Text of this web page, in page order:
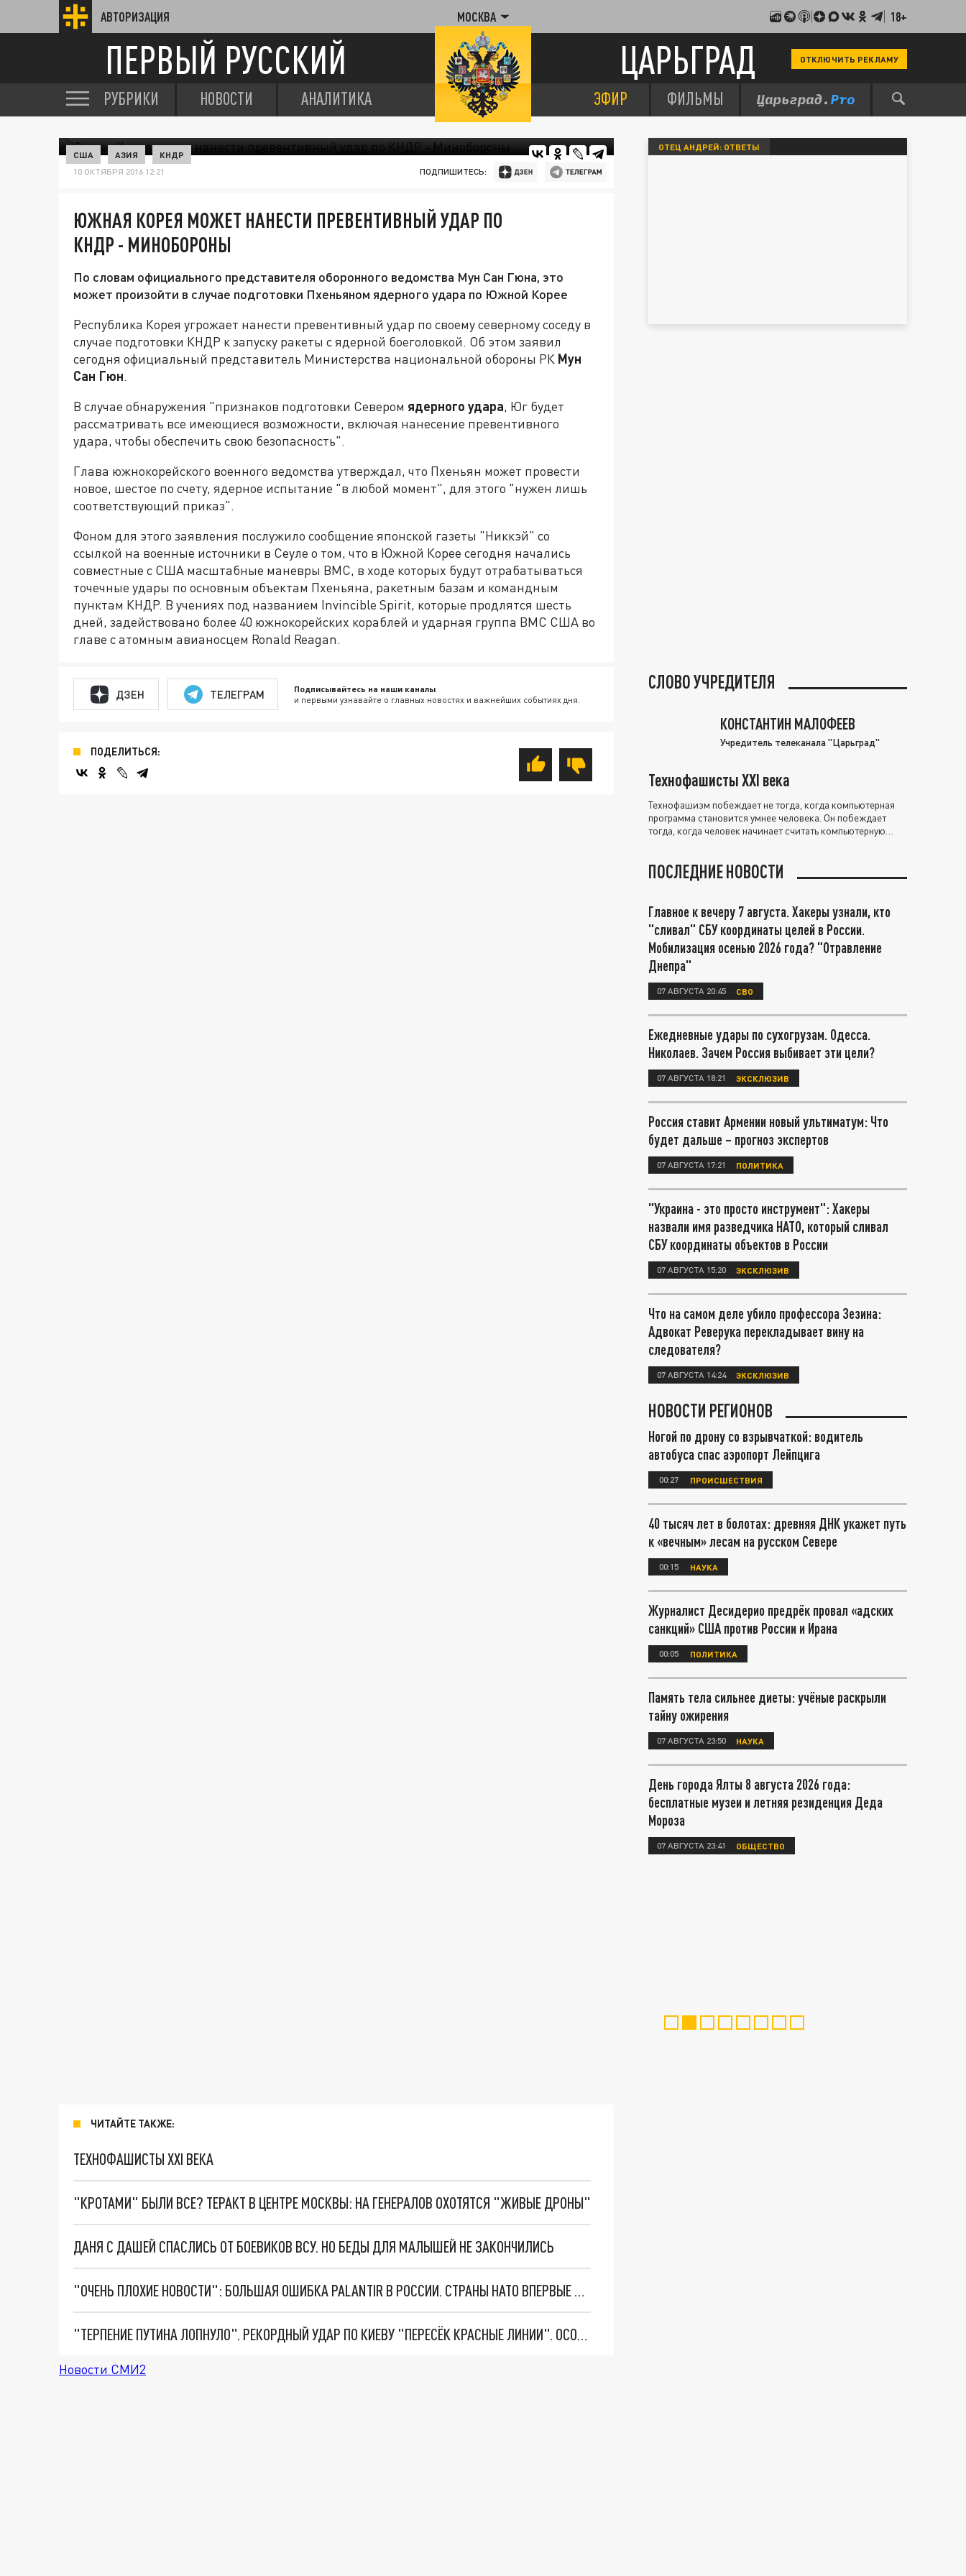
АВТОРИЗАЦИЯ МОСКВА 18+
ПЕРВЫЙ РУССКИЙ ЦАРЬГРАД ОТКЛЮЧИТЬ РЕКЛАМУ
РУБРИКИ НОВОСТИ АНАЛИТИКА ЭФИР ФИЛЬМЫ
США АЗИЯ КНДР
10 ОКТЯБРЯ 2016 12:21 ПОДПИШИТЕСЬ:
ЮЖНАЯ КОРЕЯ МОЖЕТ НАНЕСТИ ПРЕВЕНТИВНЫЙ УДАР ПО
КНДР - МИНОБОРОНЫ
По словам официального представителя оборонного ведомства Мун Сан Гюна, это
может произойти в случае подготовки Пхеньяном ядерного удара по Южной Корее
Республика Корея угрожает нанести превентивный удар по своему северному соседу в
случае подготовки КНДР к запуску ракеты с ядерной боеголовкой. Об этом заявил
сегодня официальный представитель Министерства национальной обороны РК Мун
Сан Гюн.
В случае обнаружения "признаков подготовки Севером ядерного удара, Юг будет
рассматривать все имеющиеся возможности, включая нанесение превентивного
удара, чтобы обеспечить свою безопасность".
Глава южнокорейского военного ведомства утверждал, что Пхеньян может провести
новое, шестое по счету, ядерное испытание "в любой момент", для этого "нужен лишь
соответствующий приказ".
Фоном для этого заявления послужило сообщение японской газеты "Никкэй" со
ссылкой на военные источники в Сеуле о том, что в Южной Корее сегодня начались
совместные с США масштабные маневры ВМС, в ходе которых будут отрабатываться
точечные удары по основным объектам Пхеньяна, ракетным базам и командным
пунктам КНДР. В учениях под названием Invincible Spirit, которые продлятся шесть
дней, задействовано более 40 южнокорейских кораблей и ударная группа ВМС США во
главе с атомным авианосцем Ronald Reagan.
ДЗЕН ТЕЛЕГРАМ Подписывайтесь на наши каналы
и первыми узнавайте о главных новостях и важнейших событиях дня.
ПОДЕЛИТЬСЯ:
ЧИТАЙТЕ ТАКЖЕ:
ТЕХНОФАШИСТЫ XXI ВЕКА
"КРОТАМИ" БЫЛИ ВСЕ? ТЕРАКТ В ЦЕНТРЕ МОСКВЫ: НА ГЕНЕРАЛОВ ОХОТЯТСЯ "ЖИВЫЕ ДРОНЫ"
ДАНЯ С ДАШЕЙ СПАСЛИСЬ ОТ БОЕВИКОВ ВСУ. НО БЕДЫ ДЛЯ МАЛЫШЕЙ НЕ ЗАКОНЧИЛИСЬ
"ОЧЕНЬ ПЛОХИЕ НОВОСТИ": БОЛЬШАЯ ОШИБКА PALANTIR В РОССИИ. СТРАНЫ НАТО ВПЕРВЫЕ ЗА СВО ОСТАНОВИЛИ ПОСТАВКИ ОРУЖИЯ. ВСУ ТЕРЯЮТ ПРИГРАНИЧЬЕ?
"ТЕРПЕНИЕ ПУТИНА ЛОПНУЛО". РЕКОРДНЫЙ УДАР ПО КИЕВУ "ПЕРЕСЁК КРАСНЫЕ ЛИНИИ". ОСОБЫЕ СПЕЦЫ КНДР НА ЛБС? ТАЙНЫЕ ПЕРЕГОВОРЫ ЕВРОПЫ И МОСКВЫ
Новости СМИ2
ОТЕЦ АНДРЕЙ: ОТВЕТЫ
СЛОВО УЧРЕДИТЕЛЯ
КОНСТАНТИН МАЛОФЕЕВ
Учредитель телеканала "Царьград"
Технофашисты XXI века
Технофашизм побеждает не тогда, когда компьютерная
программа становится умнее человека. Он побеждает
тогда, когда человек начинает считать компьютерную
ПОСЛЕДНИЕ НОВОСТИ
Главное к вечеру 7 августа. Хакеры узнали, кто
"сливал" СБУ координаты целей в России.
Мобилизация осенью 2026 года? "Отравление
Днепра"
07 АВГУСТА 20:45 СВО
Ежедневные удары по сухогрузам. Одесса.
Николаев. Зачем Россия выбивает эти цели?
07 АВГУСТА 18:21 ЭКСКЛЮЗИВ
Россия ставит Армении новый ультиматум: Что
будет дальше – прогноз экспертов
07 АВГУСТА 17:21 ПОЛИТИКА
"Украина - это просто инструмент": Хакеры
назвали имя разведчика НАТО, который сливал
СБУ координаты объектов в России
07 АВГУСТА 15:20 ЭКСКЛЮЗИВ
Что на самом деле убило профессора Зезина:
Адвокат Реверука перекладывает вину на
следователя?
07 АВГУСТА 14:24 ЭКСКЛЮЗИВ
НОВОСТИ РЕГИОНОВ
Ногой по дрону со взрывчаткой: водитель
автобуса спас аэропорт Лейпцига
00:27 ПРОИСШЕСТВИЯ
40 тысяч лет в болотах: древняя ДНК укажет путь
к «вечным» лесам на русском Севере
00:15 НАУКА
Журналист Десидерио предрёк провал «адских
санкций» США против России и Ирана
00:05 ПОЛИТИКА
Память тела сильнее диеты: учёные раскрыли
тайну ожирения
07 АВГУСТА 23:50 НАУКА
День города Ялты 8 августа 2026 года:
бесплатные музеи и летняя резиденция Деда
Мороза
07 АВГУСТА 23:41 ОБЩЕСТВО